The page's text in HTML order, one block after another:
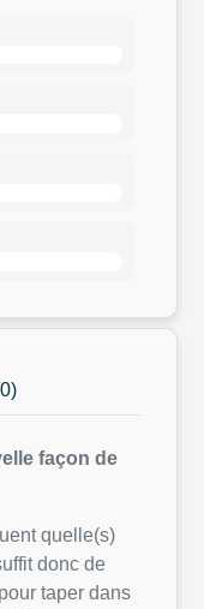
façon de
quelle(s)
donc de
taper dans